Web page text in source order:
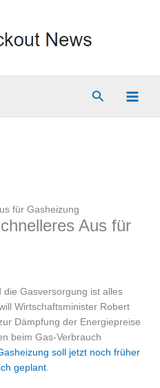
Suchen
für Gasheizung
Aus für
die Gasversorgung ist alles
Wirtschaftsminister Robert
Dämpfung der Energiepreise
beim Gas-Verbrauch
soll jetzt noch früher
geplant